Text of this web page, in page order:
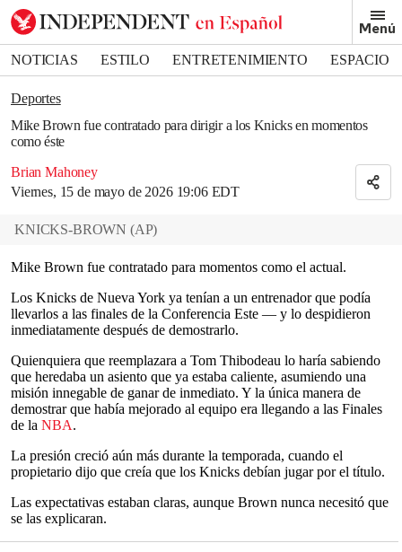
Menú
NOTICIAS ESTILO ENTRETENIMIENTO
ESPACIO
DEPORTES
Deportes
Mike Brown fue contratado para dirigir a los Knicks en momentos
como éste
Brian Mahoney
Viernes, 15 de mayo de 2026 19:06 EDT
Bookmark popover
Removed from bookmarks
Close popover
KNICKS-BROWN (AP)
Mike Brown fue contratado para momentos como el actual.
Los Knicks de Nueva York ya tenían a un entrenador que podía
llevarlos a las finales de la Conferencia Este — y lo despidieron
inmediatamente después de demostrarlo.
Quienquiera que reemplazara a Tom Thibodeau lo haría sabiendo
que heredaba un asiento que ya estaba caliente, asumiendo una
misión innegable de ganar de inmediato. Y la única manera de
demostrar que había mejorado al equipo era llegando a las Finales
de la NBA.
La presión creció aún más durante la temporada, cuando el
propietario dijo que creía que los Knicks debían jugar por el título.
Las expectativas estaban claras, aunque Brown nunca necesitó que
se las explicaran.